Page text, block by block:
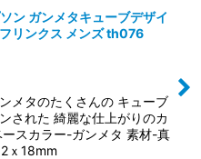
ン ガンメタキューブデザイ
リンクス メンズ th076
メタのたくさんの キューブ
された 綺麗な仕上がりのカ
スカラー-ガンメタ 素材-真
ｘ18mm